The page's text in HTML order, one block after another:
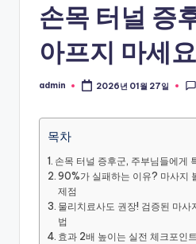
손목 터널 증
아프지 마세
Posted
admin 2026년 01월 27일
목차
손목 터널 증후군, 주부님들에게
90%가 실패하는 이유? 마사지
제점
물리치료사도 권장! 검증된 마사
법
효과 2배 높이는 실전 체크포인